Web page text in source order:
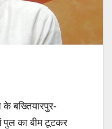
के बख्तियारपुर-
पुल का बीम टूटकर